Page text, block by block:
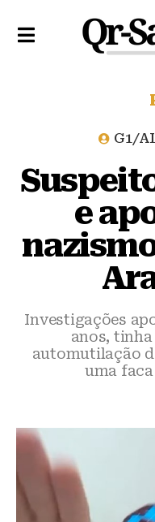
G1/
e
Investigações
anos,
automutilação
uma